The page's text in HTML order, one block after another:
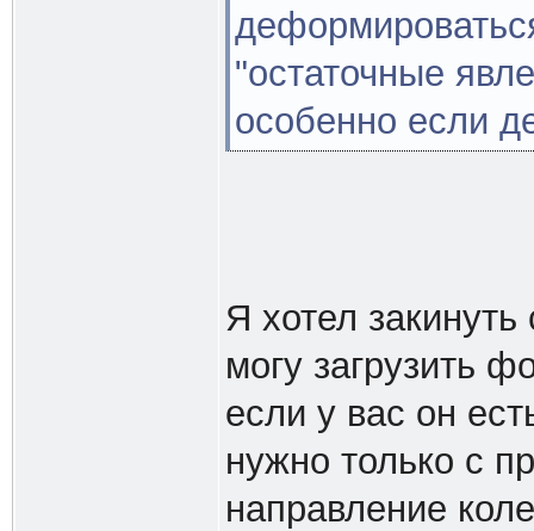
"остаточные
особенно если
Я хотел закинуть
могу загрузить
если у вас он
нужно только с
направление